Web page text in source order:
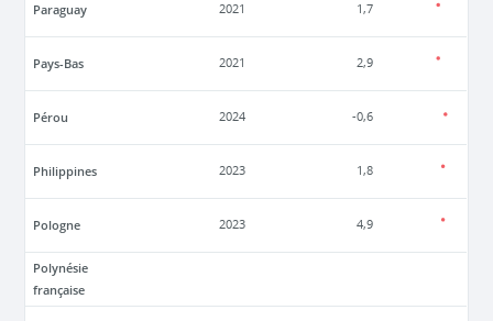
Paraguay 2021 1,7
Pays-Bas 2021 2,9
Pérou 2024 -0,6
Philippines 2023 1,8
Pologne 2023 4,9
Polynésie
française